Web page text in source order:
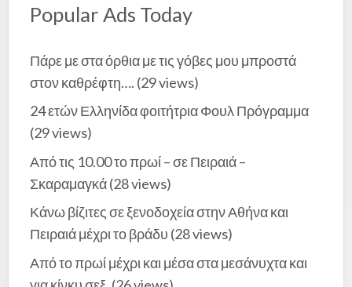
Popular Ads Today
Πάρε με στα όρθια με τις γόβες μου μπροστά
στον καθρέφτη…. (29 views)
24 ετών Ελληνίδα φοιτήτρια Φουλ Πρόγραμμα
(29 views)
Από τις 10.00 το πρωί – σε Πειραιά –
Σκαραμαγκά(28 views)
Κάνω βίζιτες σε ξενοδοχεία στην Αθήνα και
Πειραιά μέχρι το βράδυ (28 views)
Από το πρωί μέχρι και μέσα στα μεσάνυχτα και